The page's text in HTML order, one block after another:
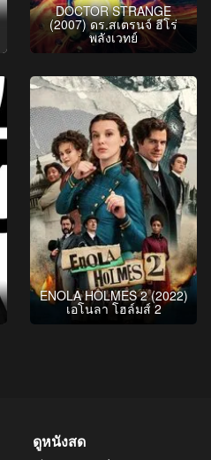
DOCTOR STRANGE
(2007) ดร.สเตรนจ์ ฮีโร่
พลังเวทย์
ENOLA HOLMES 2 (2022)
เอโนลา โฮล์มส์ 2
ดูหนังสด